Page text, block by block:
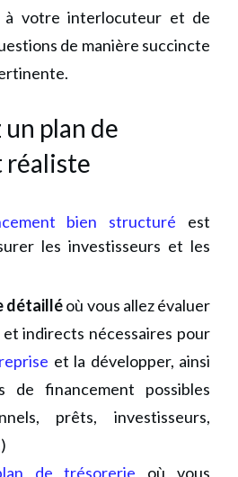
à votre interlocuteur et de
de manière succincte
plan de
réaliste
bien structuré est
les investisseurs et les
détailléoù vous allez évaluer
indirects nécessaires pour
et la développer, ainsi
de financement possibles
prêts, investisseurs,
de trésorerie
où vous